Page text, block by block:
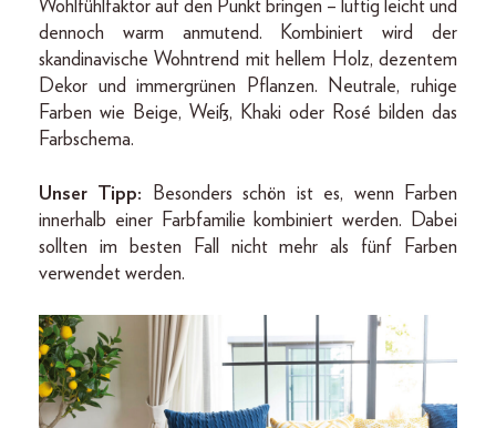
Wohlfühlfaktor auf den Punkt bringen – luftig leicht und
dennoch warm anmutend. Kombiniert wird der
skandinavische Wohntrend mit hellem Holz, dezentem
Dekor und immergrünen Pflanzen. Neutrale, ruhige
Farben wie Beige, Weiß, Khaki oder Rosé bilden das
Farbschema.
Unser Tipp:
Besonders schön ist es, wenn Farben
innerhalb einer Farbfamilie kombiniert werden. Dabei
sollten im besten Fall nicht mehr als fünf Farben
verwendet werden.